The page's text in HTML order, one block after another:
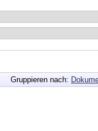
Gruppieren nach: